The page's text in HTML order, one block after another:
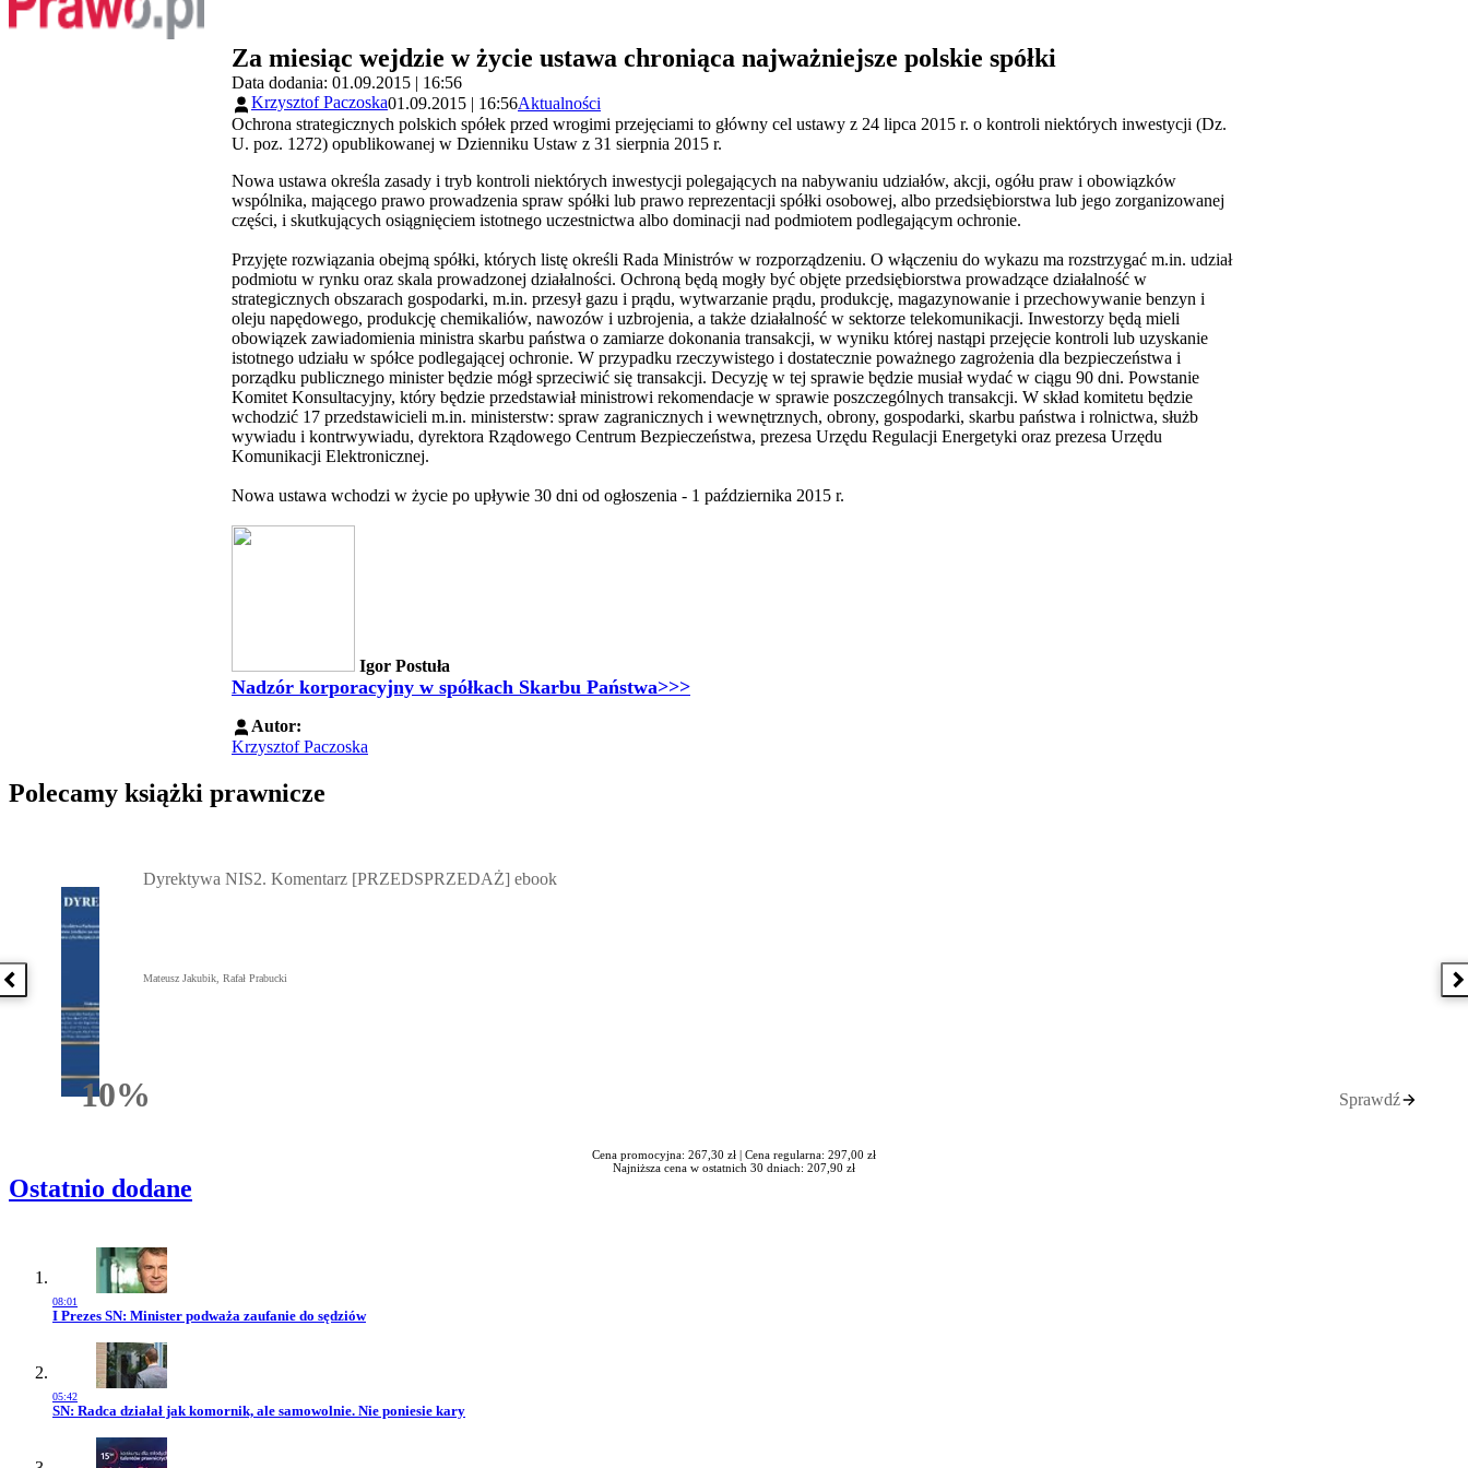
Za miesiąc wejdzie w życie ustawa chroniąca najważniejsze polskie spółki
Data dodania: 01.09.2015 | 16:56
Krzysztof Paczoska01.09.2015 | 16:56Aktualności
Ochrona strategicznych polskich spółek przed wrogimi przejęciami to główny cel ustawy z 24 lipca 2015 r. o kontroli niektórych inwestycji (Dz.
U. poz. 1272) opublikowanej w Dzienniku Ustaw z 31 sierpnia 2015 r.
Nowa ustawa określa zasady i tryb kontroli niektórych inwestycji polegających na nabywaniu udziałów, akcji, ogółu praw i obowiązków
wspólnika, mającego prawo prowadzenia spraw spółki lub prawo reprezentacji spółki osobowej, albo przedsiębiorstwa lub jego zorganizowanej
części, i skutkujących osiągnięciem istotnego uczestnictwa albo dominacji nad podmiotem podlegającym ochronie.
Przyjęte rozwiązania obejmą spółki, których listę określi Rada Ministrów w rozporządzeniu. O włączeniu do wykazu ma rozstrzygać m.in. udział
podmiotu w rynku oraz skala prowadzonej działalności. Ochroną będą mogły być objęte przedsiębiorstwa prowadzące działalność w
strategicznych obszarach gospodarki, m.in. przesył gazu i prądu, wytwarzanie prądu, produkcję, magazynowanie i przechowywanie benzyn i
oleju napędowego, produkcję chemikaliów, nawozów i uzbrojenia, a także działalność w sektorze telekomunikacji. Inwestorzy będą mieli
obowiązek zawiadomienia ministra skarbu państwa o zamiarze dokonania transakcji, w wyniku której nastąpi przejęcie kontroli lub uzyskanie
istotnego udziału w spółce podlegającej ochronie. W przypadku rzeczywistego i dostatecznie poważnego zagrożenia dla bezpieczeństwa i
porządku publicznego minister będzie mógł sprzeciwić się transakcji. Decyzję w tej sprawie będzie musiał wydać w ciągu 90 dni. Powstanie
Komitet Konsultacyjny, który będzie przedstawiał ministrowi rekomendacje w sprawie poszczególnych transakcji. W skład komitetu będzie
wchodzić 17 przedstawicieli m.in. ministerstw: spraw zagranicznych i wewnętrznych, obrony, gospodarki, skarbu państwa i rolnictwa, służb
wywiadu i kontrwywiadu, dyrektora Rządowego Centrum Bezpieczeństwa, prezesa Urzędu Regulacji Energetyki oraz prezesa Urzędu
Komunikacji Elektronicznej.
Nowa ustawa wchodzi w życie po upływie 30 dni od ogłoszenia - 1 października 2015 r.
Igor Postuła
Nadzór korporacyjny w spółkach Skarbu Państwa>>>
Autor:
Krzysztof Paczoska
Polecamy książki prawnicze
Poprzednia książka
10%Rabatu
Dyrektywa NIS2. Komentarz [PRZEDSPRZEDAŻ] ebook
Mateusz Jakubik, Rafał Prabucki
Sprawdź
Cena promocyjna: 267,30 zł | Cena regularna: 297,00 zł
Najniższa cena w ostatnich 30 dniach: 207,90 zł
Ostatnio dodane
08:01
Przejdź do artykułu:
I Prezes SN: Minister podważa zaufanie do sędziów
05:42
Przejdź do artykułu:
SN: Radca działał jak komornik, ale samowolnie. Nie poniesie kary